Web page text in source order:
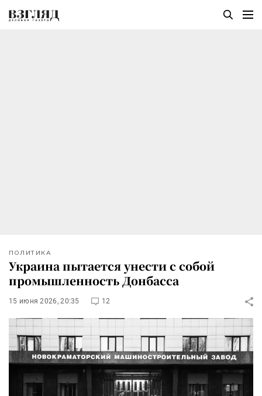
ПОЛИТИКА
Украина пытается унести с собой
промышленность Донбасса
15 июня 2026, 20:35 12